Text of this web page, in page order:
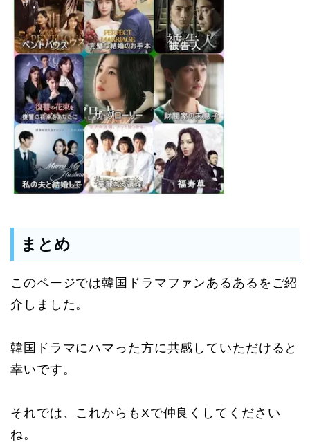
まとめ
このページでは韓国ドラマファンあるあるをご紹
介しました。
韓国ドラマにハマった方に共感していただけると
幸いです。
それでは、これからもXで仲良くしてください
ね。